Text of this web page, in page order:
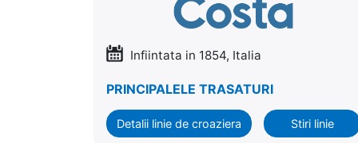
Infiintata in 1854, Italia
PRINCIPALELE TRASATURI
Detalii linie de croaziera Stiri linie